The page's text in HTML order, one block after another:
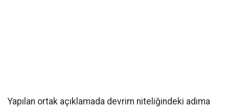
Yapılan ortak açıklamada devrim niteliğindeki adıma